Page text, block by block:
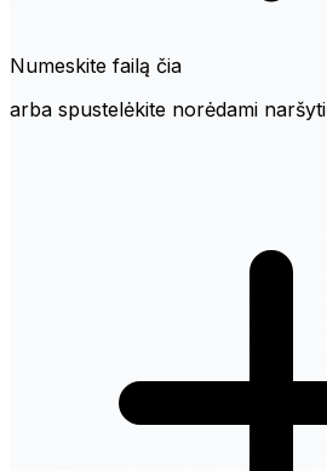
Numeskite failą čia
arba spustelėkite norėdami naršyti